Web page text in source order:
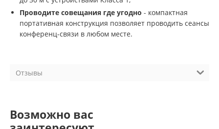
Проводите совещания где угодно - компактная
портативная конструкция позволяет проводить сеансы
конференц-связи в любом месте.
Отзывы
Возможно вас